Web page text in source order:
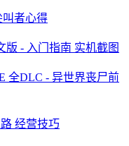
叫者心得
- 入门指南 实机截图
全DLC - 异世界丧尸前
经营技巧